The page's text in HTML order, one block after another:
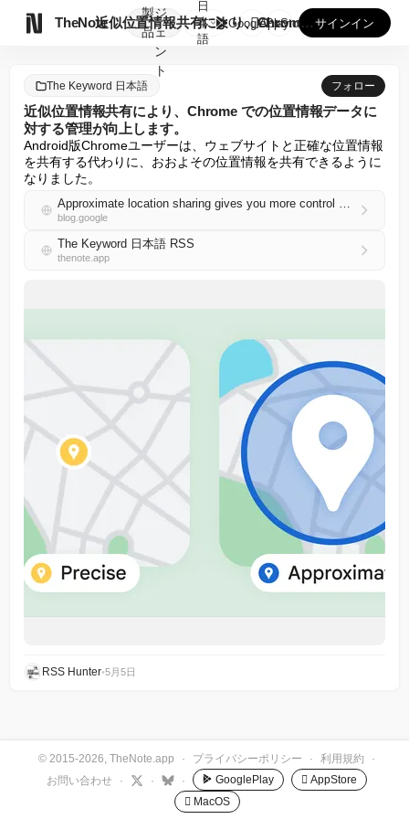
TheNote
製
品
ジ
ェ
ン
ト
近似位置情報共有により、Chrome での位置情報データに対...
日
本
語
GooglePlay
AppStore サインイン
The Keyword 日本語 フォロー
近似位置情報共有により、Chrome での位置情報データに
対する管理が向上します。
Android版Chromeユーザーは、ウェブサイトと正確な位置情報
を共有する代わりに、おおよその位置情報を共有できるように
なりました。
Approximate location sharing gives you more control over your location data in Chrome.
blog.google
The Keyword 日本語 RSS
thenote.app
RSS Hunter•5月5日
© 2015-2026, TheNote.app · プライバシーポリシー · 利用規約
·
お問い合わせ
· · · GooglePlay
 AppStore
 MacOS